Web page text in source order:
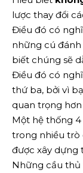
lược thay đổi
Điều đó có
những cú
biết chúng sẽ
Điều đó có
thứ ba, bởi vì
quan trọng
Một hệ thống
trong nhiều trò
được xây dựng
Những cầu